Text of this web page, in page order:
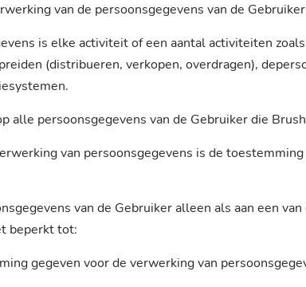
van de persoonsgegevens van de
is elke activiteit of een aantal activiteiten
(distribueren, verkopen, overdragen),
alle persoonsgegevens van de Gebruiker die
van persoonsgegevens is de
van de Gebruiker alleen als aan een
beperkt tot:
gegeven voor de verwerking van